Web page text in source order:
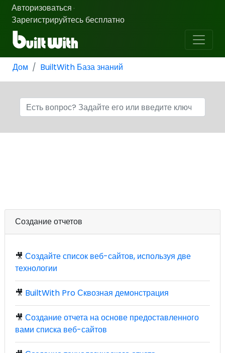
Авторизоваться ·
Зарегистрируйтесь бесплатно
Дом BuiltWith База знаний
Создание отчетов
🎥 Создайте список веб-сайтов, используя две
технологии
🎥 BuiltWith Pro Сквозная демонстрация
🎥 Создание отчета на основе предоставленного
вами списка веб-сайтов